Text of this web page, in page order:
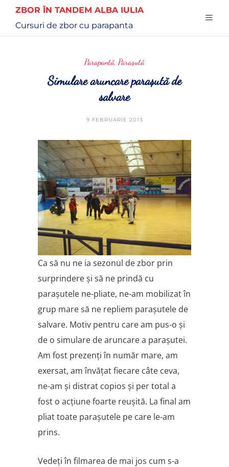
ZBOR ÎN TANDEM ALBA IULIA
Cursuri de zbor cu parapanta
Parapantă, Paraşută
Simulare aruncare paraşută de
salvare
9 FEBRUARIE 2013
Ca să nu ne ia sezonul de zbor prin
surprindere şi să ne prindă cu
paraşutele ne-pliate, ne-am mobilizat în
grup mare să ne repliem paraşutele de
salvare. Motiv pentru care am pus-o şi
de o simulare de aruncare a paraşutei.
Am fost prezenţi în număr mare, am
exersat, am învăţat fiecare câte ceva,
ne-am şi distrat copios şi per total a
fost o acţiune foarte reuşită. La final am
pliat toate paraşutele pe care le-am
prins.
Vedeţi în filmarea de mai jos cum s-a